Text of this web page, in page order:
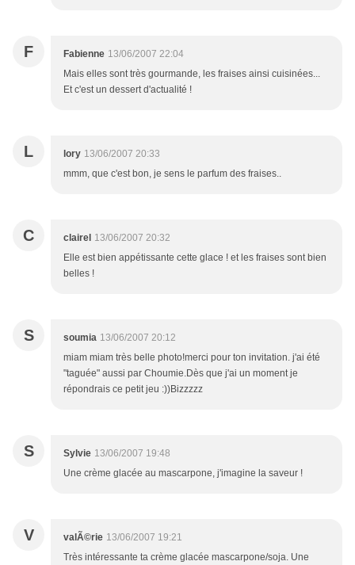
F Fabienne 13/06/2007 22:04
Mais elles sont très gourmande, les fraises ainsi cuisinées...
Et c'est un dessert d'actualité !
L lory 13/06/2007 20:33
mmm, que c'est bon, je sens le parfum des fraises..
C clairel 13/06/2007 20:32
Elle est bien appétissante cette glace ! et les fraises sont bien
belles !
S soumia 13/06/2007 20:12
miam miam très belle photo!merci pour ton invitation. j'ai été
"taguée" aussi par Choumie.Dès que j'ai un moment je
répondrais ce petit jeu :))Bizzzzz
S Sylvie 13/06/2007 19:48
Une crème glacée au mascarpone, j'imagine la saveur !
V valÃ©rie 13/06/2007 19:21
Très intéressante ta crème glacée mascarpone/soja. Une